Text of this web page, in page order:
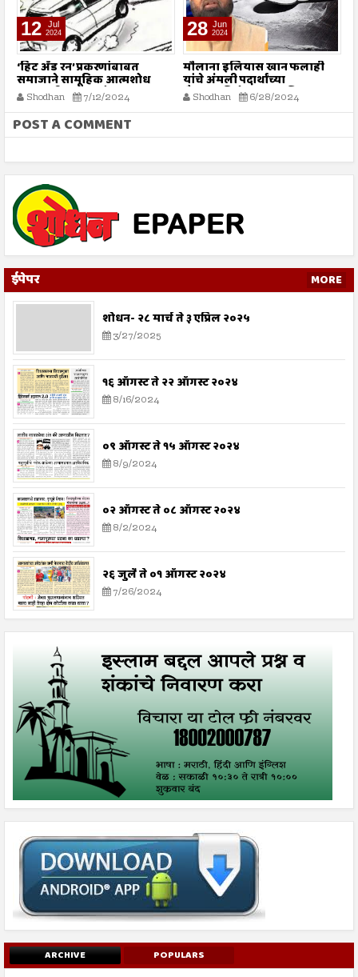
12 Jul
2024
‘हिट अँड रन’ प्रकरणांबाबत
समाजाने सामूहिक आत्मशोध
करण्याची गरज - मौलाना
इलियास खान फलाही
Shodhan 7/12/2024
28 Jun
2024
मौलाना इलियास खान फलाही
यांचे अंमली पदार्थांच्या
गैरवापराविरोधात सामूहिक
कारवाईचे आवाहन
Shodhan 6/28/2024
POST A COMMENT
ईपेपर MORE
शोधन- २८ मार्च ते ३ एप्रिल २०२५
3/27/2025
१६ ऑगस्ट ते २२ ऑगस्ट २०२४
8/16/2024
०९ ऑगस्ट ते १५ ऑगस्ट २०२४
8/9/2024
०२ ऑगस्ट ते ०८ ऑगस्ट २०२४
8/2/2024
२६ जुलै ते ०१ ऑगस्ट २०२४
7/26/2024
ARCHIVE POPULARS